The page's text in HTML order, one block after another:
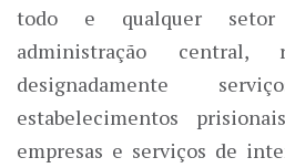
todo e qualquer
administração
designadamente
estabelecimentos
empresas e serviços de